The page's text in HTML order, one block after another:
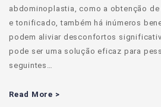
abdominoplastia, como a obtenção
e tonificado, também há inúmeros
podem aliviar desconfortos
pode ser uma solução eficaz para
seguintes…
Read More >